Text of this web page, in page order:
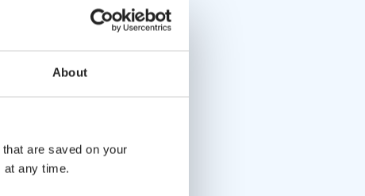
About
are saved on your
at any time.